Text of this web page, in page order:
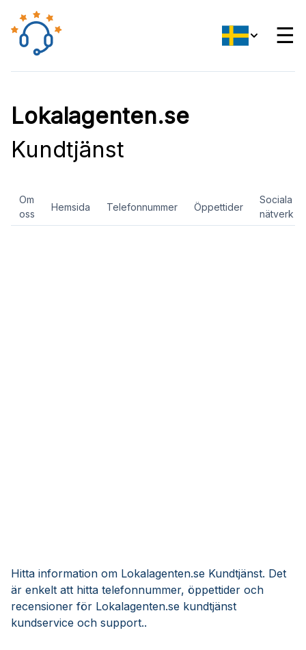
☰
Lokalagenten.se
Kundtjänst
Om
oss
Hemsida Telefonnummer Öppettider
Sociala
nätverk
Hitta information om Lokalagenten.se Kundtjänst. Det
är enkelt att hitta telefonnummer, öppettider och
recensioner för Lokalagenten.se kundtjänst
kundservice och support..